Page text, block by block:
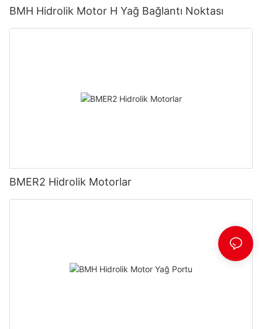
BMH Hidrolik Motor H Yağ Bağlantı Noktası
BMER2 Hidrolik Motorlar